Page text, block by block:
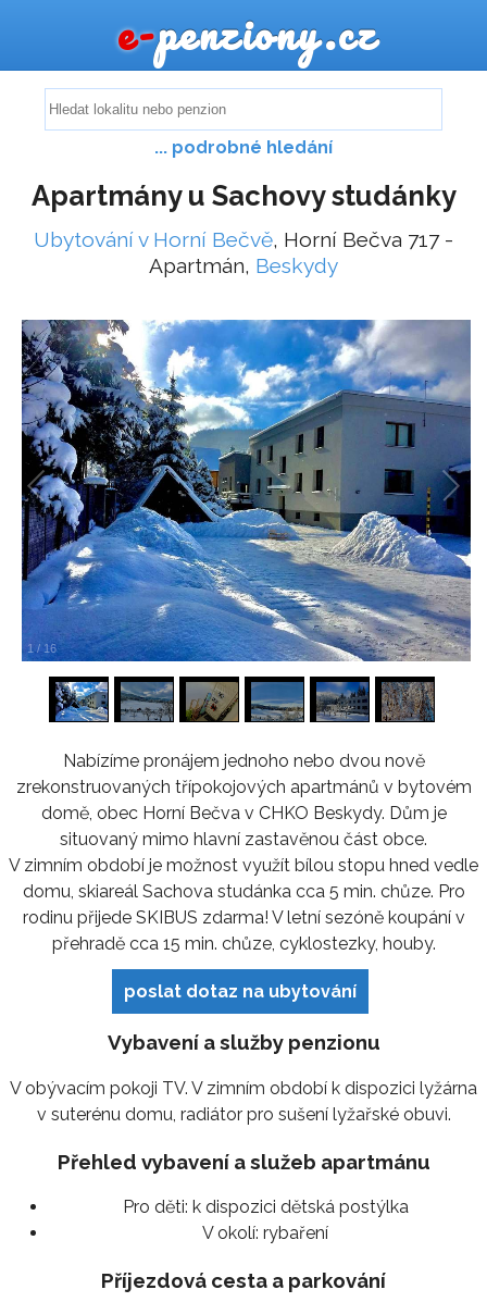
e-penziony.cz
... podrobné hledání
Apartmány u Sachovy studánky
Ubytování v Horní Bečvě, Horní Bečva 717 -
Apartmán, Beskydy
1/ 16
Nabízíme pronájem jednoho nebo dvou nově
zrekonstruovaných třípokojových apartmánů v bytovém
domě, obec Horní Bečva v CHKO Beskydy. Dům je
situovaný mimo hlavní zastavěnou část obce.
V zimním období je možnost využít bílou stopu hned vedle
domu, skiareál Sachova studánka cca 5 min. chůze. Pro
rodinu přijede SKIBUS zdarma! V letní sezóně koupání v
přehradě cca 15 min. chůze, cyklostezky, houby.
poslat dotaz na ubytování
Vybavení a služby penzionu
V obývacím pokoji TV. V zimním období k dispozici lyžárna
v suterénu domu, radiátor pro sušení lyžařské obuvi.
Přehled vybavení a služeb apartmánu
Pro děti: k dispozici dětská postýlka
V okolí: rybaření
Příjezdová cesta a parkování